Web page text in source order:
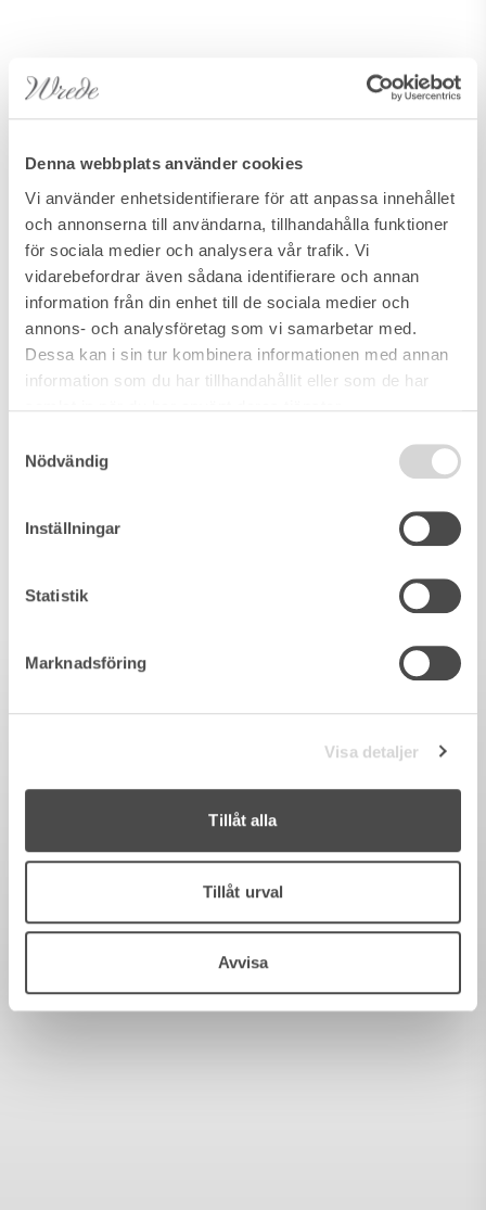
Denna webbplats använder cookies
Vi använder enhetsidentifierare för att anpassa innehållet
och annonserna till användarna, tillhandahålla funktioner
för sociala medier och analysera vår trafik. Vi
vidarebefordrar även sådana identifierare och annan
information från din enhet till de sociala medier och
annons- och analysföretag som vi samarbetar med.
Dessa kan i sin tur kombinera informationen med annan
information som du har tillhandahållit eller som de har
Nödvändig
Inställningar
Statistik
Marknadsföring
Visa detaljer
Tillåt alla
Tillåt urval
Avvisa